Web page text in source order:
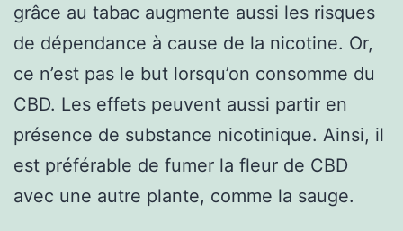
grâce au tabac augmente aussi les risques
de dépendance à cause de la nicotine. Or,
ce n’est pas le but lorsqu’on consomme du
CBD. Les effets peuvent aussi partir en
présence de substance nicotinique. Ainsi, il
est préférable de fumer la fleur de CBD
avec une autre plante, comme la sauge.